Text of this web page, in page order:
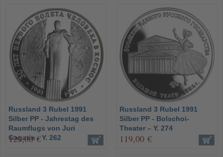
Russland 3 Rubel 1991
Silber PP - Jahrestag des
Raumflugs von Juri
Gagarin - Y. 262
129,00 €
Russland 3 Rubel 1991
Silber PP - Bolschoi-
Theater – Y. 274
119,00 €